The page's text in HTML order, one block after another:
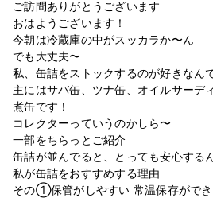
ご訪問ありがとうございます
おはようございます！
今朝は冷蔵庫の中がスッカラか〜ん
でも大丈夫〜
私、缶詰をストックするのが好きなん
主にはサバ缶、ツナ缶、オイルサーデ
煮缶です！
コレクターっていうのかしら〜
一部をちらっとご紹介
缶詰が並んでると、とっても安心する
私が缶詰をおすすめする理由
その①保管がしやすい 常温保存ができ